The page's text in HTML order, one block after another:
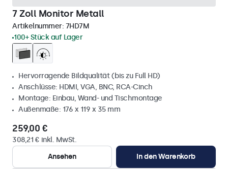
7 Zoll Monitor Metall
Artikelnummer: 7HD7M
100+ Stück auf Lager
Hervorragende Bildqualität (bis zu Full HD)
Anschlüsse: HDMI, VGA, BNC, RCA-Cinch
Montage: Einbau, Wand- und Tischmontage
Außenmaße: 176 x 119 x 35 mm
259,00 €
308,21 € inkl. MwSt.
Ansehen
In den Warenkorb